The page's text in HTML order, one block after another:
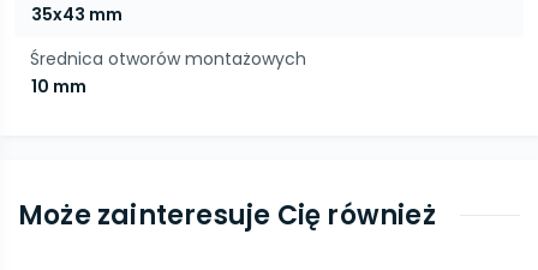
35x43 mm
Średnica otworów montażowych
10 mm
Może zainteresuje Cię również